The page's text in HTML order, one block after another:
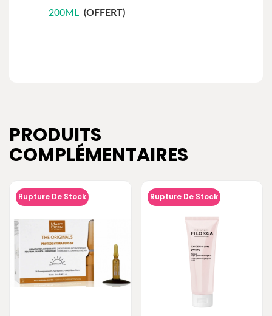
200ML (OFFERT)
PRODUITS
COMPLÉMENTAIRES
Rupture De Stock Rupture De Stock